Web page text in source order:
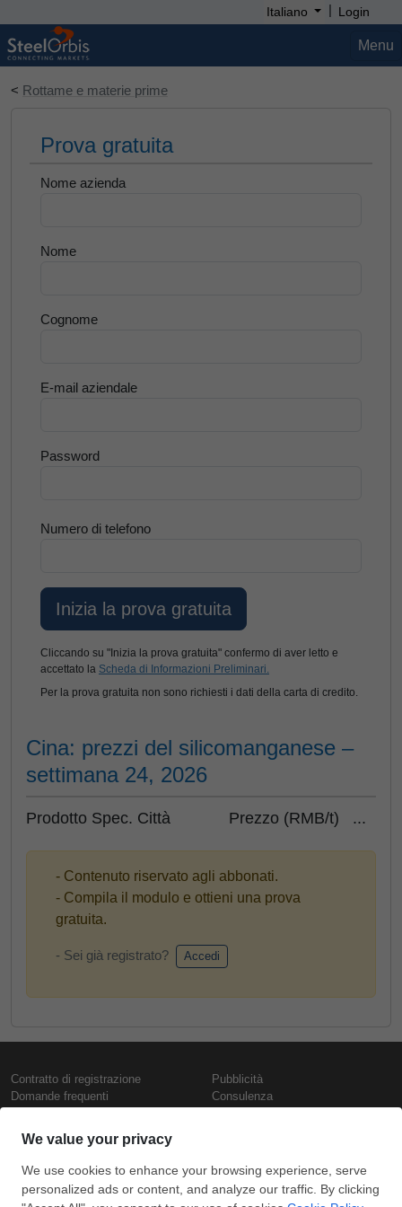
Italiano | Login
Menu
< Rottame e materie prime
Prova gratuita
Nome azienda
Nome
Cognome
E-mail aziendale
Password
Numero di telefono
Cliccando su "Inizia la prova gratuita" confermo di aver letto e
accettato la Scheda di Informazioni Preliminari.
Per la prova gratuita non sono richiesti i dati della carta di credito.
Cina: prezzi del silicomanganese –
settimana 24, 2026
Prodotto Spec. Città Prezzo (RMB/t) ...
- Contenuto riservato agli abbonati.
- Compila il modulo e ottieni una prova
gratuita.
- Sei già registrato? Accedi
Contratto di registrazione
Domande frequenti
Contattaci
Termini di utilizzo
Pubblicità
Consulenza